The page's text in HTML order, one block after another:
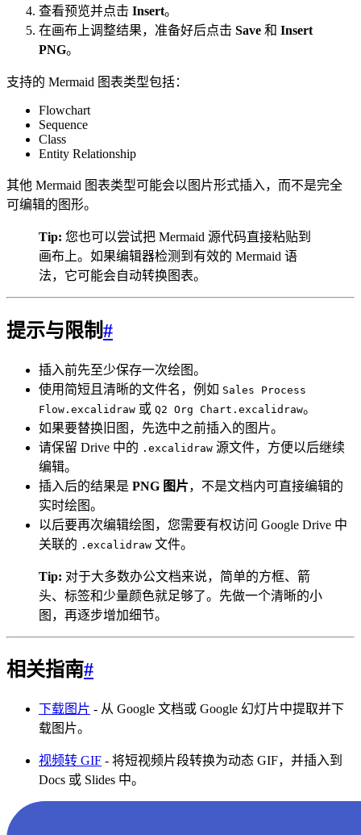
查看预览并点击 Insert。
在画布上调整结果，准备好后点击 Save 和 Insert
PNG。
支持的 Mermaid 图表类型包括：
Flowchart
Sequence
Class
Entity Relationship
其他 Mermaid 图表类型可能会以图片形式插入，而不是完全
可编辑的图形。
Tip: 您也可以尝试把 Mermaid 源代码直接粘贴到
画布上。如果编辑器检测到有效的 Mermaid 语
法，它可能会自动转换图表。
提示与限制#
插入前先至少保存一次绘图。
使用简短且清晰的文件名，例如 Sales Process
Flow.excalidraw 或 Q2 Org Chart.excalidraw。
如果要替换旧图，先选中之前插入的图片。
请保留 Drive 中的 .excalidraw 源文件，方便以后继续
编辑。
插入后的结果是 PNG 图片，不是文档内可直接编辑的
实时绘图。
以后要再次编辑绘图，您需要有权访问 Google Drive 中
关联的 .excalidraw 文件。
Tip: 对于大多数办公文档来说，简单的方框、箭
头、标签和少量颜色就足够了。先做一个清晰的小
图，再逐步增加细节。
相关指南#
下载图片 - 从 Google 文档或 Google 幻灯片中提取并下
载图片。
视频转 GIF - 将短视频片段转换为动态 GIF，并插入到
Docs 或 Slides 中。